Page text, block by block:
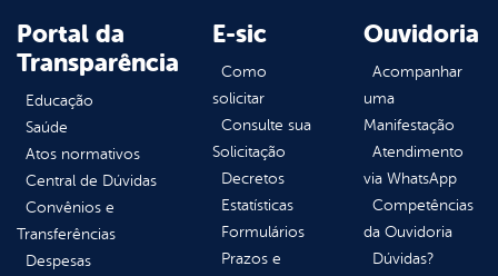
Portal da
Transparência
Educação
Saúde
Atos normativos
Central de Dúvidas
Convênios e
Transferências
Despesas
E-sic
Como
solicitar
Consulte sua
Solicitação
Decretos
Estatísticas
Formulários
Prazos e
Ouvidoria
Acompanhar
uma
Manifestação
Atendimento
via WhatsApp
Competências
da Ouvidoria
Dúvidas?